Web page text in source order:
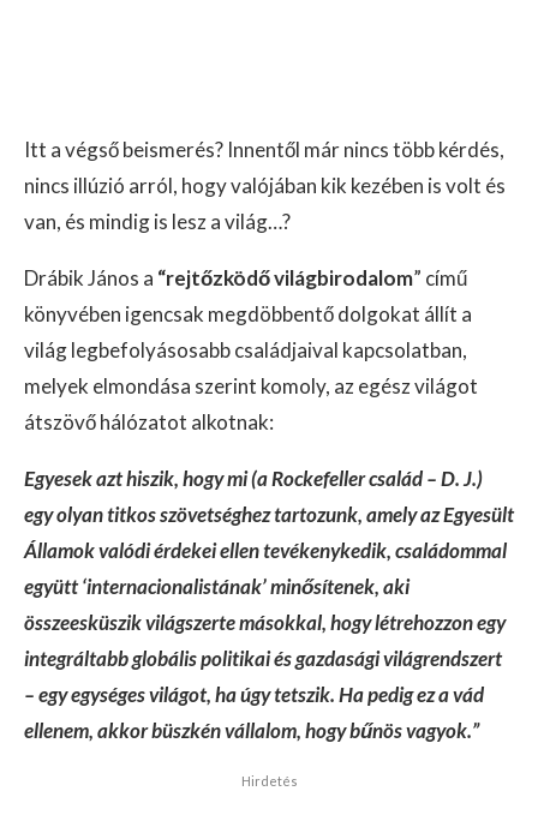
Itt a végső beismerés? Innentől már nincs több kérdés,
nincs illúzió arról, hogy valójában kik kezében is volt és
van, és mindig is lesz a világ…?
Drábik János a “rejtőzködő világbirodalom” című
könyvében igencsak megdöbbentő dolgokat állít a
világ legbefolyásosabb családjaival kapcsolatban,
melyek elmondása szerint komoly, az egész világot
átszövő hálózatot alkotnak:
Egyesek azt hiszik, hogy mi (a Rockefeller család – D. J.)
egy olyan titkos szövetséghez tartozunk, amely az Egyesült
Államok valódi érdekei ellen tevékenykedik, családommal
együtt ‘internacionalistának’ minősítenek, aki
összeesküszik világszerte másokkal, hogy létrehozzon egy
integráltabb globális politikai és gazdasági világrendszert
– egy egységes világot, ha úgy tetszik. Ha pedig ez a vád
ellenem, akkor büszkén vállalom, hogy bűnös vagyok.”
Hirdetés